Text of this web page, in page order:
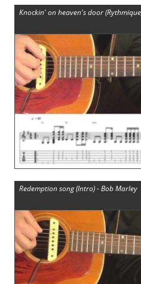
Knockin' on heaven's door
Redemption song (Intro) - Bob Marley